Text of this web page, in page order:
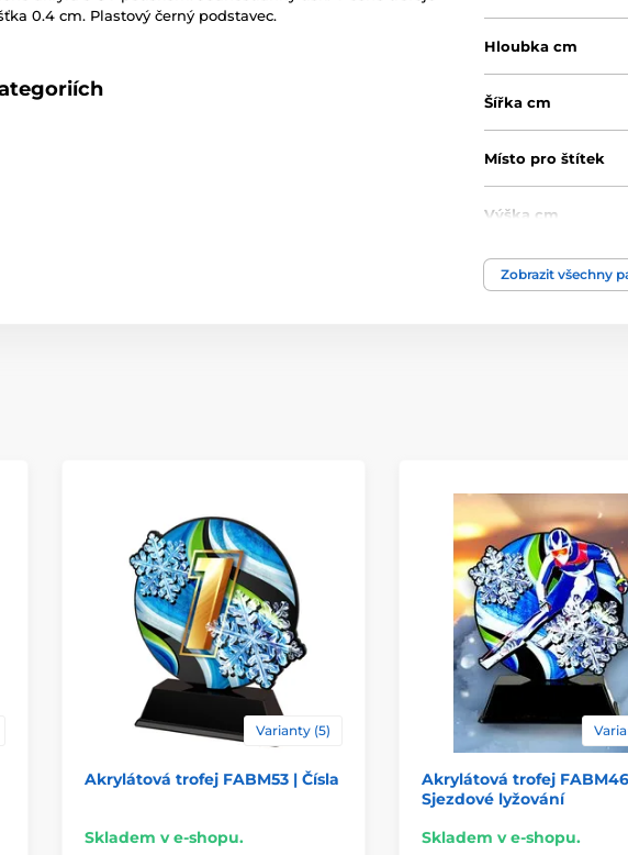
0.4 cm. Plastový černý podstavec.
Hloubka cm
Šířka cm
Místo pro štítek
Výška cm
Motiv
Zobrazit všechny
Varianty (5)
Akrylátová trofej FABM53 | Čísla
Skladem v e-shopu.
Akrylátová trofej
Sjezdové lyžování
Skladem v e-shopu.